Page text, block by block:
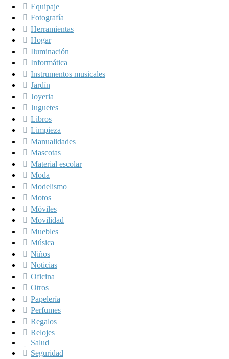
Equipaje
Fotografía
Herramientas
Hogar
Iluminación
Informática
Instrumentos musicales
Jardín
Joyeria
Juguetes
Libros
Limpieza
Manualidades
Mascotas
Material escolar
Moda
Modelismo
Motos
Móviles
Movilidad
Muebles
Música
Niños
Noticias
Oficina
Otros
Papelería
Perfumes
Regalos
Relojes
Salud
Seguridad